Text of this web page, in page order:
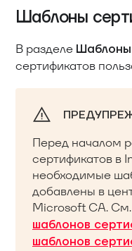
Шаблоны
В разделе Шаблоны
сертификатов
Перед началом
сертификатов в
необходимые
добавлены в
Microsoft CA.
шаблонов
шаблонов